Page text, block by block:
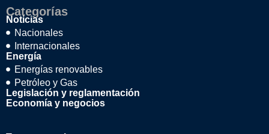
Categorías
Noticias
Nacionales
Internacionales
Energía
Energías renovables
Petróleo y Gas
Legislación y reglamentación
Economía y negocios